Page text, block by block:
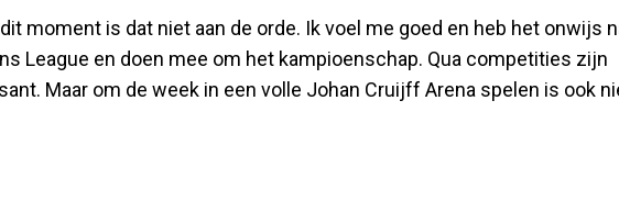
moment is dat niet aan de orde. Ik voel me goed en heb het onwijs
League en doen mee om het kampioenschap. Qua competities zijn
Maar om de week in een volle Johan Cruijff Arena spelen is ook